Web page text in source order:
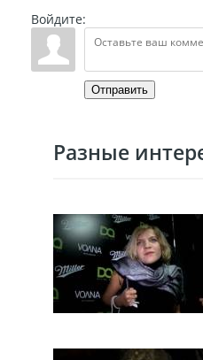
Войдите:
Отправить
Разные